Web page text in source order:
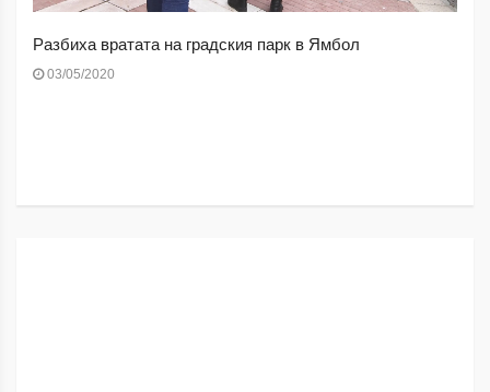
Разбиха вратата на градския парк в Ямбол
03/05/2020